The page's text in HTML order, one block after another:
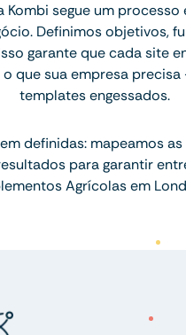
segue um
Definimos objetivos,
garante que cada site
que sua empresa
templates engessados.
definidas: mapeamos
para garantir
Agrícolas em